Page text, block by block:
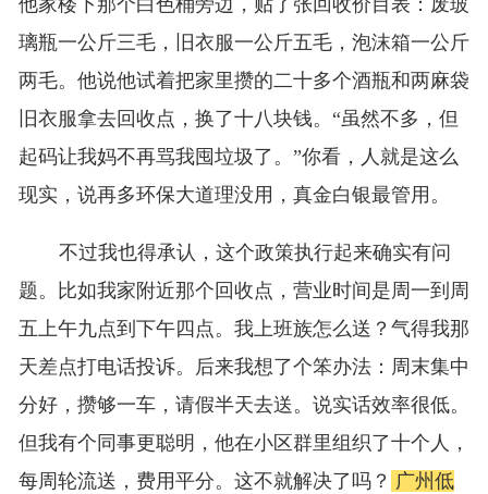
他家楼下那个白色桶旁边，贴了张回收价目表：废玻
璃瓶一公斤三毛，旧衣服一公斤五毛，泡沫箱一公斤
两毛。他说他试着把家里攒的二十多个酒瓶和两麻袋
旧衣服拿去回收点，换了十八块钱。“虽然不多，但
起码让我妈不再骂我囤垃圾了。”你看，人就是这么
现实，说再多环保大道理没用，真金白银最管用。
不过我也得承认，这个政策执行起来确实有问
题。比如我家附近那个回收点，营业时间是周一到周
五上午九点到下午四点。我上班族怎么送？气得我那
天差点打电话投诉。后来我想了个笨办法：周末集中
分好，攒够一车，请假半天去送。说实话效率很低。
但我有个同事更聪明，他在小区群里组织了十个人，
每周轮流送，费用平分。这不就解决了吗？ 广州低